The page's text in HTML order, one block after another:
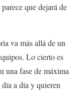
que dejará de
va más allá de un
Lo cierto es
una fase de máxima
a día y quieren